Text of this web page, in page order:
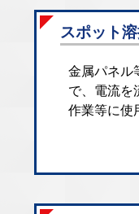
スポット
金属パネル
で、電流を
作業等に使